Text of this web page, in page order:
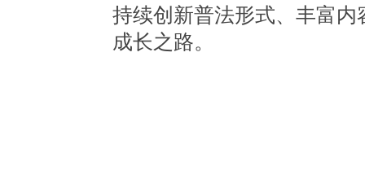
持续创新普法形式、丰富
成长之路。